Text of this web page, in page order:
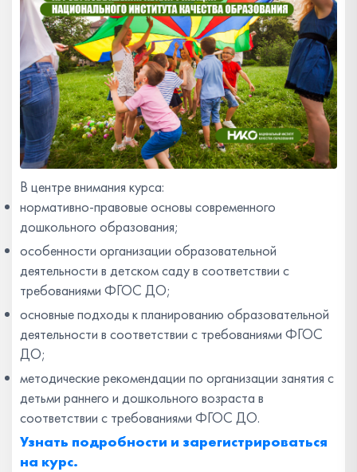
В центре внимания курса:
нормативно-правовые основы современного
дошкольного образования;
особенности организации образовательной
деятельности в детском саду в соответствии с
требованиями ФГОС ДО;
основные подходы к планированию образовательной
деятельности в соответствии с требованиями ФГОС
ДО;
методические рекомендации по организации занятия с
детьми раннего и дошкольного возраста в
соответствии с требованиями ФГОС ДО.
Узнать подробности и зарегистрироваться
на курс.